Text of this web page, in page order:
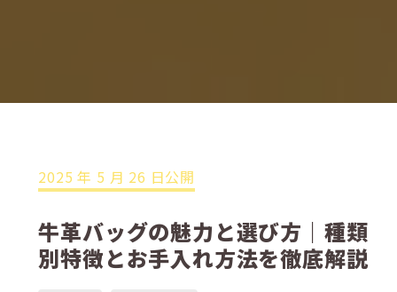
2025 年 5 月 26 日公開
牛革バッグの魅力と選び方｜種類
別特徴とお手入れ方法を徹底解説